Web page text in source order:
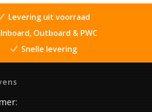
Levering uit voorraad
Inboard, Outboard & PWC
Snelle levering